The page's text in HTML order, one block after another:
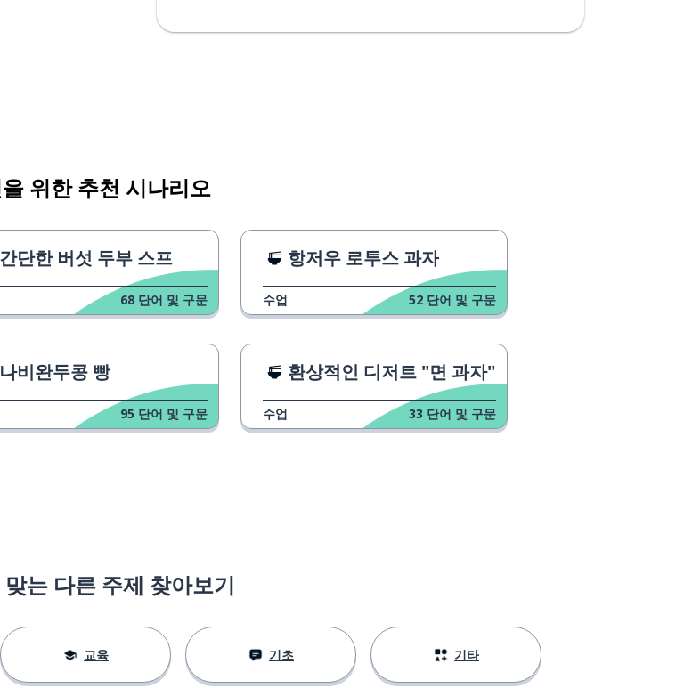
위한 추천 시나리오
간단한 버섯 두부 스프
68 단어 및 구문
항저우 로투스 과자
수업 52 단어 및 구문
나비완두콩 빵
95 단어 및 구문
환상적인 디저트 "면 과자"
수업 33 단어 및 구문
는 다른 주제 찾아보기
교육 기초 기타